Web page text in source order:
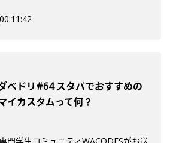
00:11:42
べドリ#64 スタバでおすすめの
イカスタムって何？